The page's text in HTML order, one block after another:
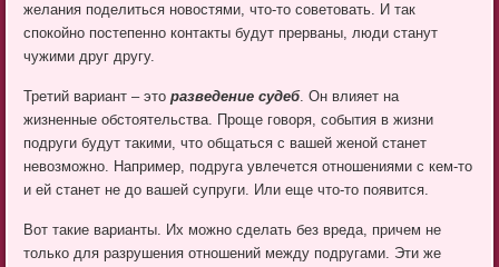
желания поделиться новостями, что-то советовать. И так
спокойно постепенно контакты будут прерваны, люди станут
чужими друг другу.
Третий вариант – эторазведение судеб. Он влияет на
жизненные обстоятельства. Проще говоря, события в жизни
подруги будут такими, что общаться с вашей женой станет
невозможно. Например, подруга увлечется отношениями с кем-то
и ей станет не до вашей супруги. Или еще что-то появится.
Вот такие варианты. Их можно сделать без вреда, причем не
только для разрушения отношений между подругами. Эти же